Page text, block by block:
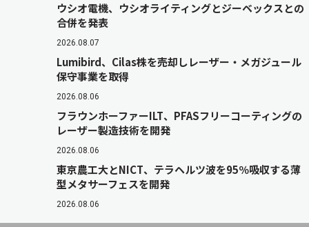
ウシオ電機、ウシオライティングとジーベックスとの
合併を発表
2026.08.07
Lumibird、Cilas株を売却しレーザー・メガジュール
保守事業を取得
2026.08.06
フラウンホーファーILT、PFASフリーコーティングの
レーザー製造技術を開発
2026.08.06
東京農工大とNICT、テラヘルツ波を95％吸収する薄
型メタサーフェスを開発
2026.08.06